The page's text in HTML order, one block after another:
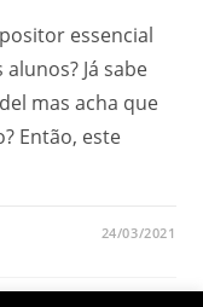
essencial
Já sabe
mas acha que
Então, este
24/03/2021